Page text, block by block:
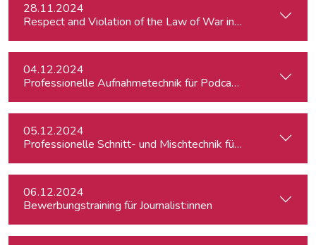
28.11.2024
Respect and Violation of the Law of War in Ukraine and
04.12.2024
Professionelle Aufnahmetechnik für Podcasts
05.12.2024
Professionelle Schnitt- und Mischtechnik für Podcasts
06.12.2024
Bewerbungstraining für Journalist:innen